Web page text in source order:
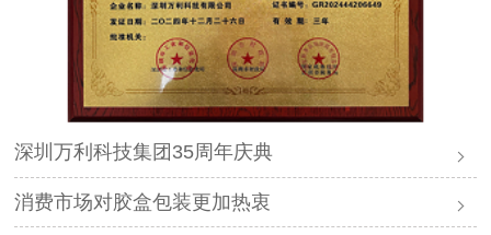
深圳万利科技集团35周年庆典
消费市场对胶盒包装更加热衷